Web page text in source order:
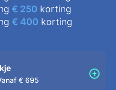
€ 250 korting
€ 400 korting
€ 695